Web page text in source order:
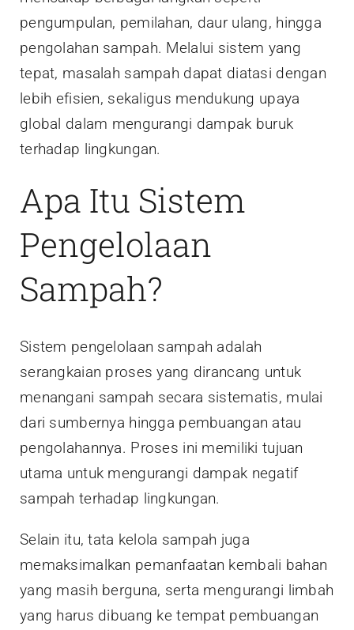
pengumpulan, pemilahan, daur ulang, hingga
pengolahan sampah. Melalui sistem yang
tepat, masalah sampah dapat diatasi dengan
lebih efisien, sekaligus mendukung upaya
global dalam mengurangi dampak buruk
terhadap lingkungan.
Apa Itu Sistem
Pengelolaan
Sampah?
Sistem pengelolaan sampah adalah
serangkaian proses yang dirancang untuk
menangani sampah secara sistematis, mulai
dari sumbernya hingga pembuangan atau
pengolahannya. Proses ini memiliki tujuan
utama untuk mengurangi dampak negatif
sampah terhadap lingkungan.
Selain itu, tata kelola sampah juga
memaksimalkan pemanfaatan kembali bahan
yang masih berguna, serta mengurangi limbah
yang harus dibuang ke tempat pembuangan